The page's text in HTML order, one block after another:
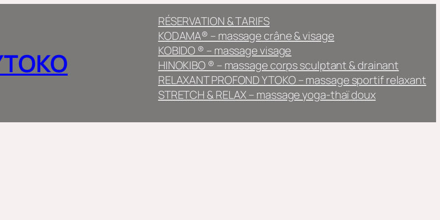
RÉSERVATION & TARIFS
KODAMA® – massage crâne & visage
KOBIDO ® – massage visage
HINOKIBO ® – massage corps sculptant & drainant
RELAXANT PROFOND YTOKO – massage sportif relaxant
STRETCH & RELAX – massage yoga-thaï doux